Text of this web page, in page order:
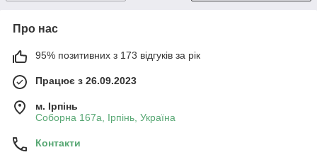
Про нас
95% позитивних з 173 відгуків за рік
Працює з 26.09.2023
м. Ірпінь
Соборна 167а, Ірпінь, Україна
Контакти